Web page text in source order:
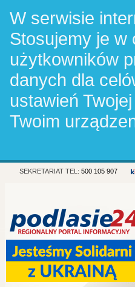
W serwisie
Stosujemy je w
użytkowników
danych dla
ustawień
Twoim
SEKRETARIAT TEL: 500 105 907